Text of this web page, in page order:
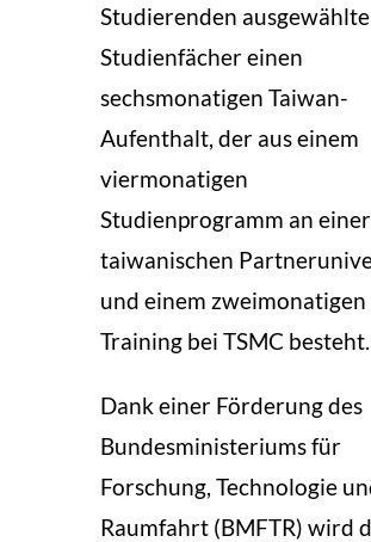
Studierenden
Studienfächer einen
sechsmonatigen Taiwan-
Aufenthalt, der aus einem
viermonatigen
Studienprogramm an einer
taiwanischen
und einem zweimonatigen
Training bei TSMC besteht.
Dank einer Förderung des
Bundesministeriums für
Forschung, Technologie
Raumfahrt (BMFTR) wird